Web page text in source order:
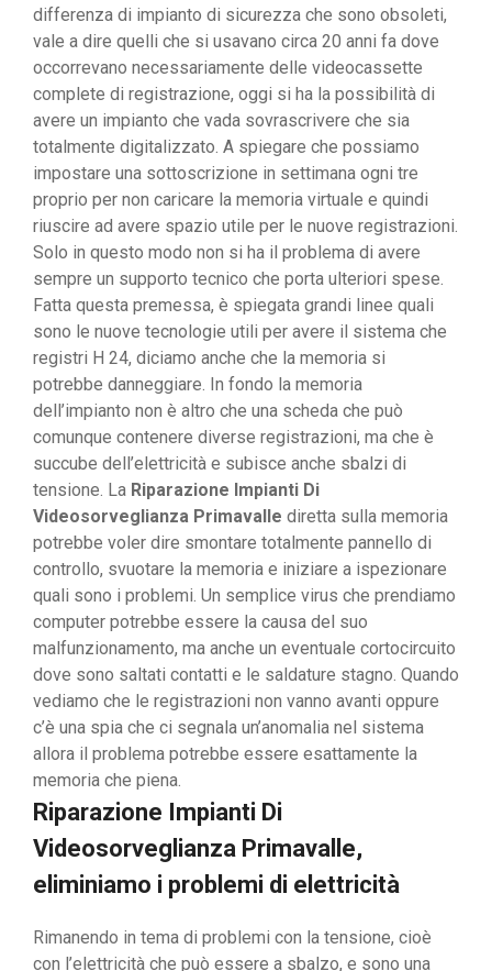
differenza di impianto di sicurezza che sono obsoleti,
vale a dire quelli che si usavano circa 20 anni fa dove
occorrevano necessariamente delle videocassette
complete di registrazione, oggi si ha la possibilità di
avere un impianto che vada sovrascrivere che sia
totalmente digitalizzato. A spiegare che possiamo
impostare una sottoscrizione in settimana ogni tre
proprio per non caricare la memoria virtuale e quindi
riuscire ad avere spazio utile per le nuove registrazioni.
Solo in questo modo non si ha il problema di avere
sempre un supporto tecnico che porta ulteriori spese.
Fatta questa premessa, è spiegata grandi linee quali
sono le nuove tecnologie utili per avere il sistema che
registri H 24, diciamo anche che la memoria si
potrebbe danneggiare. In fondo la memoria
dell’impianto non è altro che una scheda che può
comunque contenere diverse registrazioni, ma che è
succube dell’elettricità e subisce anche sbalzi di
tensione. La Riparazione Impianti Di
Videosorveglianza Primavalle diretta sulla memoria
potrebbe voler dire smontare totalmente pannello di
controllo, svuotare la memoria e iniziare a ispezionare
quali sono i problemi. Un semplice virus che prendiamo
computer potrebbe essere la causa del suo
malfunzionamento, ma anche un eventuale cortocircuito
dove sono saltati contatti e le saldature stagno. Quando
vediamo che le registrazioni non vanno avanti oppure
c’è una spia che ci segnala un’anomalia nel sistema
allora il problema potrebbe essere esattamente la
memoria che piena.
Riparazione Impianti Di
Videosorveglianza Primavalle,
eliminiamo i problemi di elettricità
Rimanendo in tema di problemi con la tensione, cioè
con l’elettricità che può essere a sbalzo, e sono una